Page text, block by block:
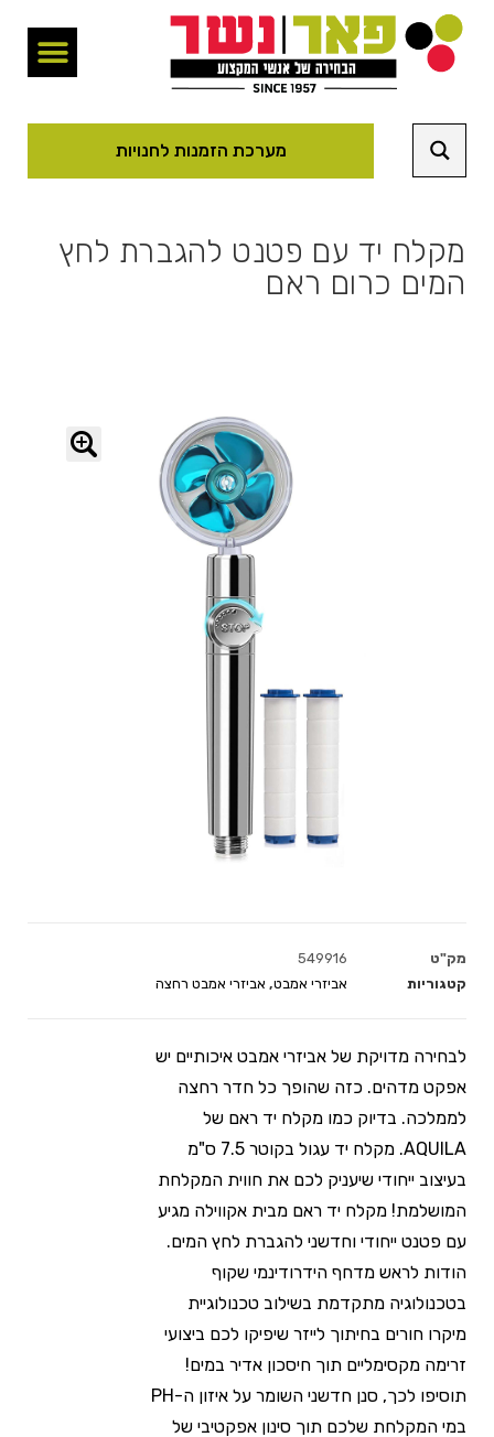
מערכת הזמנות לחנויות
מקלח יד עם פטנט להגברת לחץ
המים כרום ראם
מק"ט
549916
קטגוריות
אביזרי אמבט, אביזרי אמבט רחצה
לבחירה מדויקת של אביזרי אמבט איכותיים יש
אפקט מדהים. כזה שהופך כל חדר רחצה
לממלכה. בדיוק כמו מקלח יד ראם של
AQUILA. מקלח יד עגול בקוטר 7.5 ס"מ
בעיצוב ייחודי שיעניק לכם את חווית המקלחת
המושלמת! מקלח יד ראם מבית אקווילה מגיע
עם פטנט ייחודי וחדשני להגברת לחץ המים.
הודות לראש מדחף הידרודינמי שקוף
בטכנולוגיה מתקדמת בשילוב טכנולוגיית
מיקרו חורים בחיתוך לייזר שיפיקו לכם ביצועי
זרימה מקסימליים תוך חיסכון אדיר במים!
תוסיפו לכך, סנן חדשני השומר על איזון ה-PH
במי המקלחת שלכם תוך סינון אפקטיבי של